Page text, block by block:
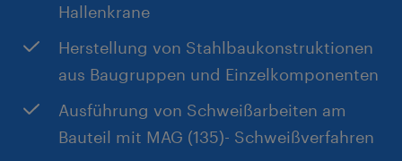
Hallenkrane
Herstellung von Stahlbaukonstruktionen
aus Baugruppen und Einzelkomponenten
Ausführung von Schweißarbeiten am
Bauteil mit MAG (135)- Schweißverfahren